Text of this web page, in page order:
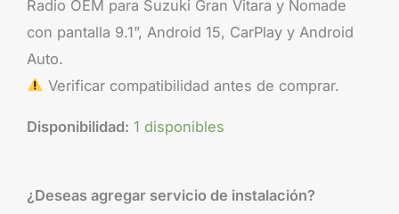
Radio OEM para Suzuki Gran Vitara y Nomade
con pantalla 9.1”, Android 15, CarPlay y Android
Auto.
Verificar compatibilidad antes de comprar.
Disponibilidad: 1 disponibles
¿Deseas agregar servicio de instalación?